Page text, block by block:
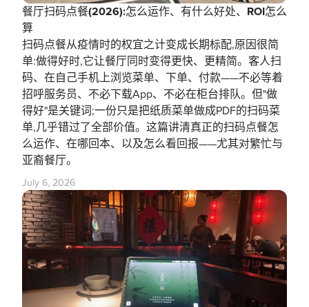
餐厅扫码点餐(2026):怎么运作、有什么好处、ROI怎么
算
扫码点餐从疫情时的权宜之计变成长期标配,原因很简
单:做得好时,它让餐厅同时变得更快、更精简。客人扫
码、在自己手机上浏览菜单、下单、付款——不必等着
招呼服务员、不必下载App、不必在柜台排队。但"做
得好"是关键词;一份只是把纸质菜单做成PDF的扫码菜
单,几乎错过了全部价值。这篇讲清真正的扫码点餐怎
么运作、在哪回本、以及怎么看回报——尤其对繁忙与
亚裔餐厅。
July 6, 2026